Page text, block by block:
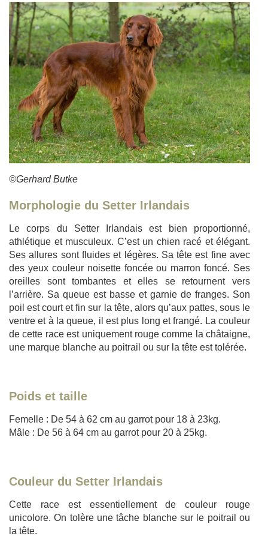
©Gerhard Butke
Morphologie du Setter Irlandais
Le corps du Setter Irlandais est bien proportionné,
athlétique et musculeux. C’est un chien racé et élégant.
Ses allures sont fluides et légères. Sa tête est fine avec
des yeux couleur noisette foncée ou marron foncé. Ses
oreilles sont tombantes et elles se retournent vers
l’arrière. Sa queue est basse et garnie de franges. Son
poil est court et fin sur la tête, alors qu’aux pattes, sous le
ventre et à la queue, il est plus long et frangé. La couleur
de cette race est uniquement rouge comme la châtaigne,
une marque blanche au poitrail ou sur la tête est tolérée.
Poids et taille
Femelle : De 54 à 62 cm au garrot pour 18 à 23kg.
Mâle : De 56 à 64 cm au garrot pour 20 à 25kg.
Couleur du Setter Irlandais
Cette race est essentiellement de couleur rouge
unicolore. On tolère une tâche blanche sur le poitrail ou
la tête.